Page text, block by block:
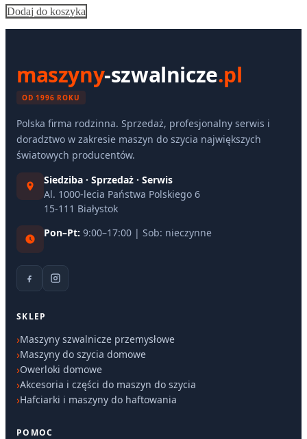
Dodaj do koszyka
maszyny-szwalnicze.pl
OD 1996 ROKU
Polska firma rodzinna. Sprzedaż, profesjonalny serwis i
doradztwo w zakresie maszyn do szycia największych
światowych producentów.
Siedziba · Sprzedaż · Serwis
Al. 1000-lecia Państwa Polskiego 6
15-111 Białystok
Pon–Pt: 9:00–17:00 | Sob: nieczynne
SKLEP
Maszyny szwalnicze przemysłowe
Maszyny do szycia domowe
Owerloki domowe
Akcesoria i części do maszyn do szycia
Hafciarki i maszyny do haftowania
POMOC